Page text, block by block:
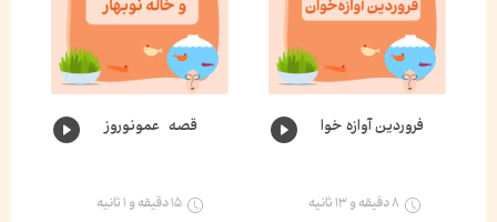
فروردین آوازه خوان🌸
۸ دقیقه و ۱۳ ثانیه
قصه عمونوروز و خاله نوبهار🌺
۱۵ دقیقه و ۱ ثانیه